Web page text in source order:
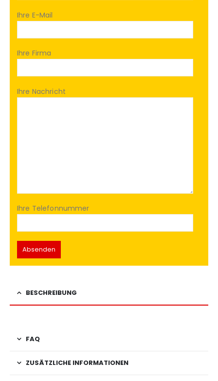
Ihre E-Mail
Ihre Firma
Ihre Nachricht
Ihre Telefonnummer
BESCHREIBUNG
FAQ
ZUSÄTZLICHE INFORMATIONEN